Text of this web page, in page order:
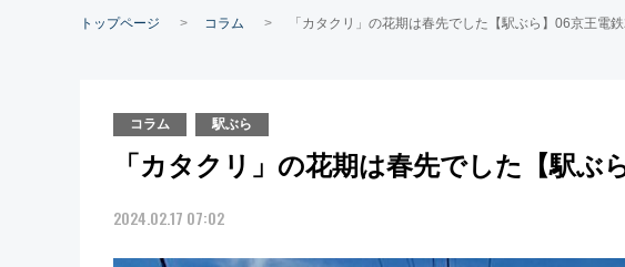
トップページ コラム 「カタクリ」の花期は春先でした【駅ぶら】06京王電
コラム 駅ぶら
「カタクリ」の花期は春先でした【駅
2024.02.17 07:02